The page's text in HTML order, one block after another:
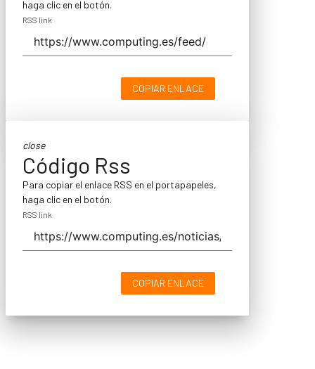
haga clic en el botón.
RSS link
COPIAR ENLACE
close
Código Rss
Para copiar el enlace RSS en el portapapeles,
haga clic en el botón.
RSS link
COPIAR ENLACE